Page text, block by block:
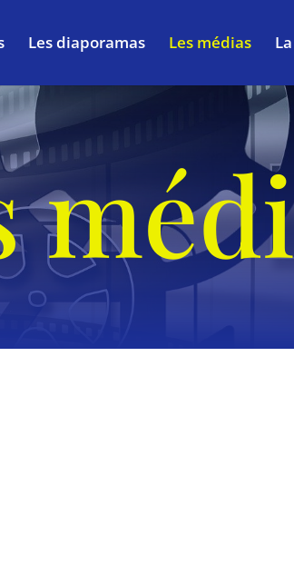
Les diaporamas Les médias